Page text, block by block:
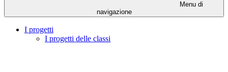
Menu di
navigazione
I progetti
I progetti delle classi